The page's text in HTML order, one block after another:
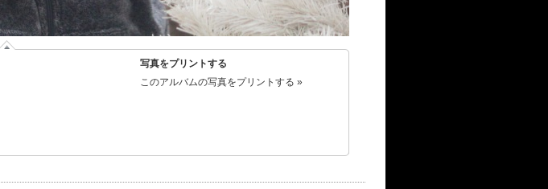
写真をプリントする
このアルバムの写真をプリントする »